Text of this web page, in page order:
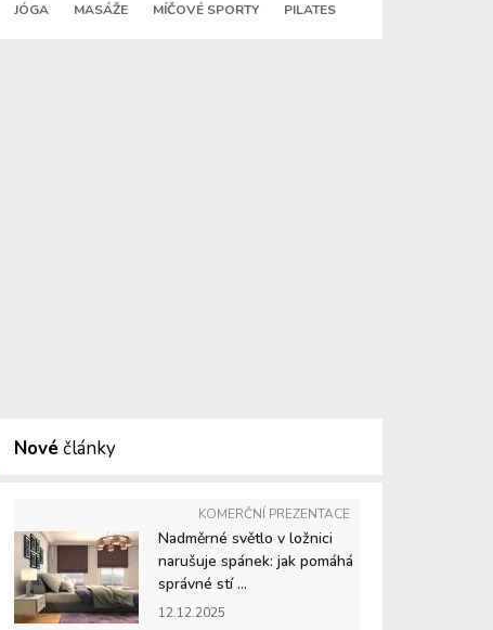
JÓGA
MASÁŽE MÍČOVÉ SPORTY PILATES
Nové články
KOMERČNÍ PREZENTACE
Nadměrné světlo v ložnici
narušuje spánek: jak pomáhá
správné stí ...
12.12.2025